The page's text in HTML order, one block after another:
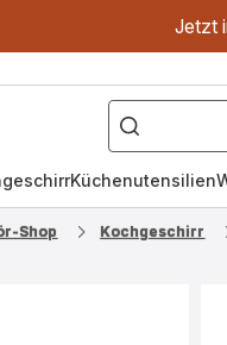
Jetzt
["OptiGrill","Easy
Fry","Pfanne"]
Küchenutensilien
Shop Kochgeschirr